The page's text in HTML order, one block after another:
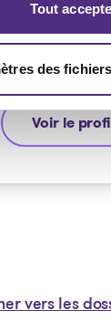
Tout
des
LL.B, PAIR,
Voir le
Guyllaume
vers les